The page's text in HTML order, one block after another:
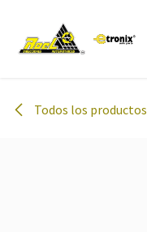
Todos los productos